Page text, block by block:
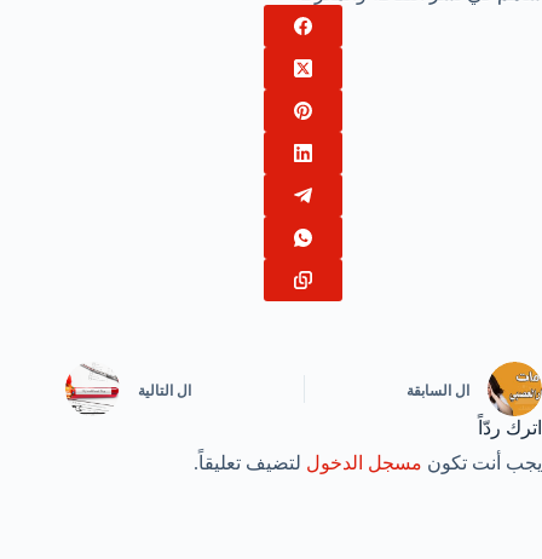
ال السابقة ال التالية
اترك ردّاً
يجب أنت تكون مسجل الدخول لتضيف تعليقاً.